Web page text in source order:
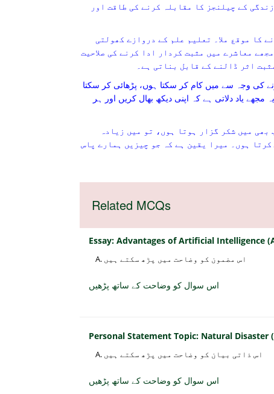
کے چیلنجز کا مقابلہ کرنے کی طاقت اور
کا موقع ملا۔ تعلیم علم کے دروازے کھولتی
معاشرے میں مثبت کردار ادا کرنے کی صلاحیت
اثر ڈالنے کے قابل بناتی ہے۔
وجہ سے میں کام کر سکتا ہوں، پڑھائی کر سکتا
یاد دلاتی ہے کہ اپنی دیکھ بھال کریں اور ہر
میں شکر گزار ہوتا ہوں، تو میں زیادہ
ہوں۔ میرا یقین ہے کہ جو چیزیں ہمارے پاس
Related MCQs
Essay: Advantages of Artificial Intelligence
اس مضمون کو وضاحت میں پڑھ سکتے ہیں
اس سوال کو وضاحت کے ساتھ پڑھیں
Personal Statement Topic: Natural Disaster
اس ذاتی بیان کو وضاحت میں پڑھ سکتے ہیں
اس سوال کو وضاحت کے ساتھ پڑھیں